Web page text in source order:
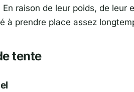
raison de leur poids, de leur
à prendre place assez
tente